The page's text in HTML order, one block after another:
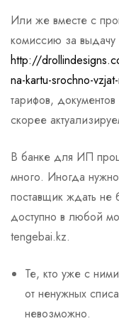
Или же вместе с
комиссию за
http://
na-kartu-srochno-
тарифов,
скорее
В банке для ИП
много. Иногда
поставщик ждать
доступно в любой
tengebai.kz.
Те, кто уже с ними
от ненужных
невозможно.